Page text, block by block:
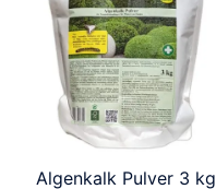
Algenkalk Pulver 3 kg